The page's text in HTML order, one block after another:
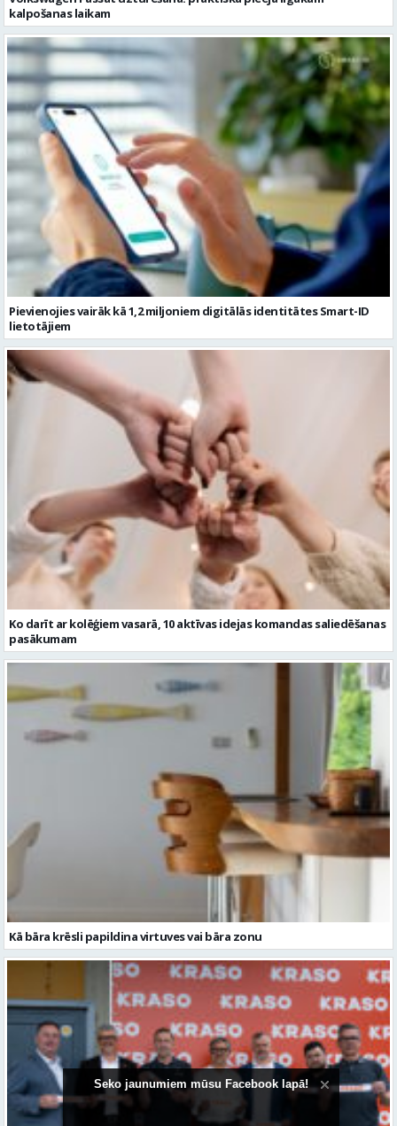
Pievienojies vairāk kā 1,2 miljoniem digitālās identitātes Smart-ID
lietotājiem
Ko darīt ar kolēģiem vasarā, 10 aktīvas idejas komandas saliedēšanas
pasākumam
Kā bāra krēsli papildina virtuves vai bāra zonu
Seko jaunumiem mūsu Facebook lapā!